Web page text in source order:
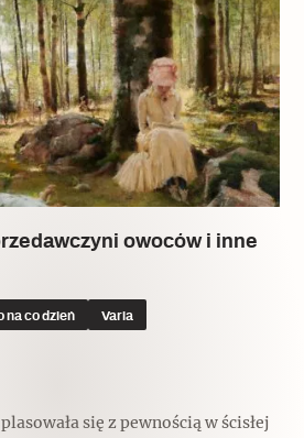
owoców i inne
na co dzień Varia
się z pewnością w ścisłej